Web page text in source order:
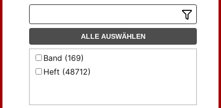
ALLE AUSWÄHLEN
Band (169)
Heft (48712)